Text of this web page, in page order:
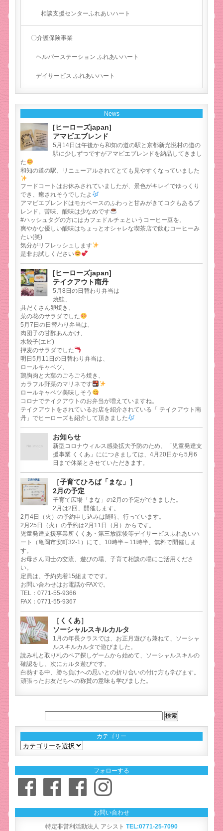
相談支援センターふれあいハート
〇介護保険事業
ヘルパーステーション ふれあいハート
デイサービス ふれあいハート
News
[ヒーローズjapan]
アマビエブレンド
5月14日は午後から和知の道の駅と京都新光悦村の道の
駅に少しずつですがアマビエブレンドを納品してきまし
た
和知の道の駅、リニューアルされてとても見やすくなっていました
フードコートはお休みされていましたが、景色がキレイでゆっくり
でき、癒されそうでしたよ
アマビエブレンドはモカベースのふわっと甘みがきてコクもあるブ
レンド。苦味、酸味は少なめです
#ハッシュタグの方にはカフェドルチェというコーヒー豆を。
爽やかな優しい酸味はちょっとオシャレな喫茶店で飲むコーヒーみ
たい(笑)
気分がリフレッシュします
是非お試しください
[ヒーローズjapan]
テイクアウト南丹
5月8日の日替わり弁当は
焼鮭、
具だくさん卵焼き、
菜の花のサラダでした
5月7日の日替わり弁当は、
肉団子の甘酢あんかけ、
水餃子(エビ)
押麦のサラダでした
明日5月11日の日替わり弁当は、
ロールキャベツ、
鶏胸肉と大葉のごろごろ焼き、
カラフル野菜のマリネです
ロールキャベツ美味しそう
コロナでテイクアウトのお弁当が増えていますね。
テイクアウトをされているお店を紹介されている「 テイクアウト南
丹」でヒーローズも紹介して頂きました
お知らせ
新型コロナウィルス感染拡大予防のため、「児童発達支
援事業 くくあ」ににつきましては、4月20日から5月6
日まで休業とさせていただきます。
［子育てひろば「まな」］
2月の予定
子育て広場「まな」の2月の予定ができました。
2月は2回、開催します。
2月4日（火）の予約申し込みは随時、行っています。
2月25日（火）の予約は2月11日（月）からです。
児童発達支援事業所くくあ・第三放課後等デイサービスふれあいハ
ート（亀岡市安町32-1）にて、10時半～11時半、無料で開催しま
す。
お母さん同士の交流、遊びの場、子育て相談の場にご活用くださ
い。
定員は、予約先着15組までです。
お問い合わせはお電話かFAXで。
TEL：0771-55-9366
FAX：0771-55-9367
［くくあ］
ソーシャルスキルカルタ
1月の年長クラスでは、お正月遊びも兼ねて、ソーシャ
ルスキルカルタで遊びました。
読み札と取り札のペア探しゲームから始めて、ソーシャルスキルの
確認をし、次にカルタ遊びです。
白熱する中、勝ち負けへの思いとの折り合いの付け方も学びます。
頑張ったお友だちへの称賛の意味も学びました。
カテゴリー
カ
ー
フォローする
FacebookFacebookFacebookInstagram
お問い合わせ
特定非営利活動法人 アシスト TEL:0771-25-7090